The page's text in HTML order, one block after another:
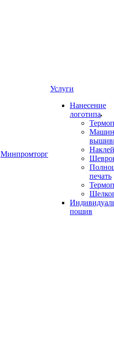
Минпромторг
Услуги
Нанесение
логотипа
печать
пошив